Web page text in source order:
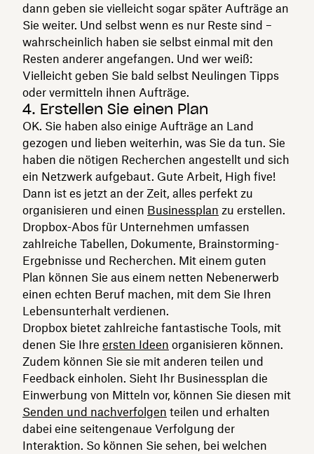
dann geben sie vielleicht sogar später Aufträge an
Sie weiter. Und selbst wenn es nur Reste sind –
wahrscheinlich haben sie selbst einmal mit den
Resten anderer angefangen. Und wer weiß:
Vielleicht geben Sie bald selbst Neulingen Tipps
oder vermitteln ihnen Aufträge.
4. Erstellen Sie einen Plan
OK. Sie haben also einige Aufträge an Land
gezogen und lieben weiterhin, was Sie da tun. Sie
haben die nötigen Recherchen angestellt und sich
ein Netzwerk aufgebaut. Gute Arbeit, High five!
Dann ist es jetzt an der Zeit, alles perfekt zu
organisieren und einen Businessplan zu erstellen.
Dropbox-Abos für Unternehmen umfassen
zahlreiche Tabellen, Dokumente, Brainstorming-
Ergebnisse und Recherchen. Mit einem guten
Plan können Sie aus einem netten Nebenerwerb
einen echten Beruf machen, mit dem Sie Ihren
Lebensunterhalt verdienen.
Dropbox bietet zahlreiche fantastische Tools, mit
denen Sie Ihre ersten Ideen organisieren können.
Zudem können Sie sie mit anderen teilen und
Feedback einholen. Sieht Ihr Businessplan die
Einwerbung von Mitteln vor, können Sie diesen mit
Senden und nachverfolgen teilen und erhalten
dabei eine seitengenaue Verfolgung der
Interaktion. So können Sie sehen, bei welchen